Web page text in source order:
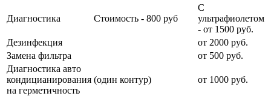
Диагностика Стоимость - 800 руб
С
ультрафиолетом
- от 1500 руб.
Дезинфекция
от 2000 руб.
Замена фильтра
от 500 руб.
Диагностика авто
кондицианирования
на герметичность
(один контур) от 1000 руб.